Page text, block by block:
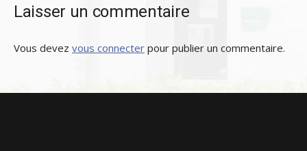
Laisser un commentaire
Vous devez vous connecter pour publier un commentaire.